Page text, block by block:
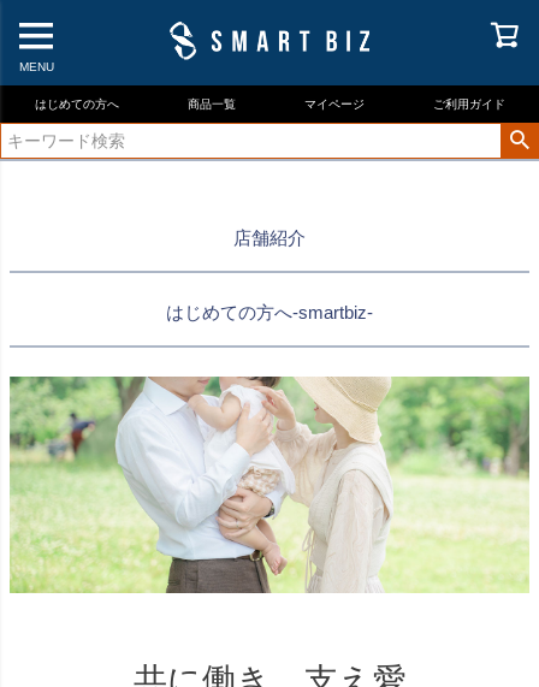
MENU
はじめての方へ 商品一覧 マイページ ご利用ガイド
店舗紹介
はじめての方へ-smartbiz-